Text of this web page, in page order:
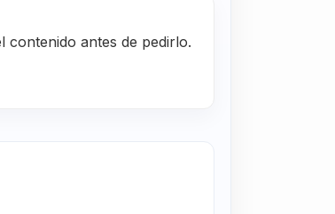
contenido antes de pedirlo.